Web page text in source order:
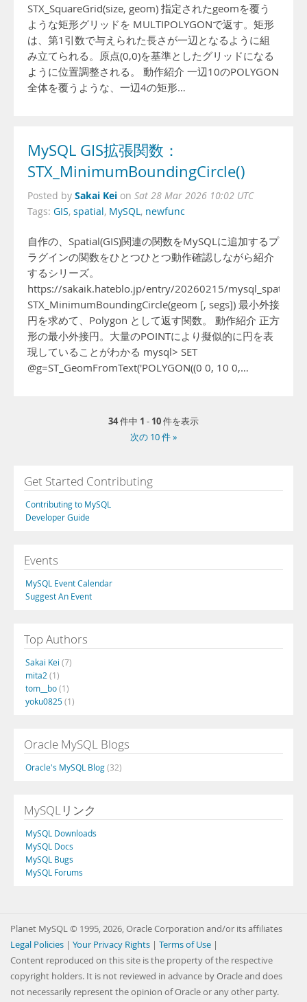
STX_SquareGrid(size, geom) 指定されたgeomを覆う
ような矩形グリッドを MULTIPOLYGONで返す。矩形
は、第1引数で与えられた長さが一辺となるように組
み立てられる。原点(0,0)を基準としたグリッドになる
ように位置調整される。 動作紹介 一辺10のPOLYGON
全体を覆うような、一辺4の矩形…
MySQL GIS拡張関数：
STX_MinimumBoundingCircle()
Posted by Sakai Kei on Sat 28 Mar 2026 10:02 UTC
Tags: GIS, spatial, MySQL, newfunc
自作の、Spatial(GIS)関連の関数をMySQLに追加するプ
ラグインの関数をひとつひとつ動作確認しながら紹介
するシリーズ。
https://sakaik.hateblo.jp/entry/20260215/
STX_MinimumBoundingCircle(geom [, segs]) 最小外接
円を求めて、Polygon として返す関数。 動作紹介 正方
形の最小外接円。大量のPOINTにより擬似的に円を表
現していることがわかる mysql> SET
@g=ST_GeomFromText('POLYGON((0 0, 10 0,…
34件中 1 - 10件を表示
次の 10 件 »
Get Started Contributing
Contributing to MySQL
Developer Guide
Events
MySQL Event Calendar
Suggest An Event
Top Authors
Sakai Kei (7)
mita2 (1)
tom__bo(1)
yoku0825(1)
Oracle MySQL Blogs
Oracle's MySQL Blog(32)
MySQLリンク
MySQL Downloads
MySQL Docs
MySQL Bugs
MySQL Forums
Planet MySQL © 1995, 2026, Oracle Corporation and/or its affiliates
Legal Policies | Your Privacy Rights | Terms of Use |
Content reproduced on this site is the property of the respective
copyright holders. It is not reviewed in advance by Oracle and does
not necessarily represent the opinion of Oracle or any other party.